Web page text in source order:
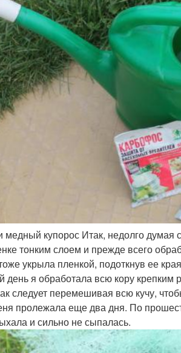
купорос Итак, недолго думая
тонким слоем и прежде всего
укрыла пленкой, подоткнув ее
день я обработала всю кору крепким
следует перемешивая всю кучу,
пролежала еще два дня. По
и сильно не сыпалась.